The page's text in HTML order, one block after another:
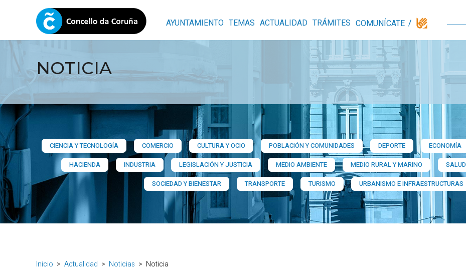
AYUNTAMIENTO TEMAS ACTUALIDAD TRÁMITES COMUNÍCATE
NOTICIA
CIENCIA Y TECNOLOGÍA COMERCIO CULTURA Y OCIO POBLACIÓN Y COMUNIDADES DEPORTE ECONOMÍA
HACIENDA
INDUSTRIA LEGISLACIÓN Y JUSTICIA MEDIO AMBIENTE MEDIO RURAL Y MARINO SALUD
SOCIEDAD Y BIENESTAR
TRANSPORTE TURISMO URBANISMO E INFRAESTRUCTURAS
Inicio Actualidad Noticias Noticia